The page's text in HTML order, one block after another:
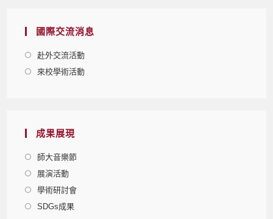
國際交流消息
赴外交流活動
來校學術活動
成果展現
師大音樂節
展演活動
學術研討會
SDGs成果